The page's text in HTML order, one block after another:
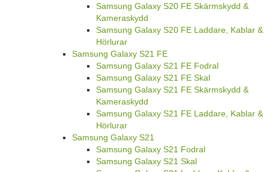
Samsung Galaxy S20 FE Skärmskydd &
Kameraskydd
Samsung Galaxy S20 FE Laddare, Kablar &
Hörlurar
Samsung Galaxy S21 FE
Samsung Galaxy S21 FE Fodral
Samsung Galaxy S21 FE Skal
Samsung Galaxy S21 FE Skärmskydd &
Kameraskydd
Samsung Galaxy S21 FE Laddare, Kablar &
Hörlurar
Samsung Galaxy S21
Samsung Galaxy S21 Fodral
Samsung Galaxy S21 Skal